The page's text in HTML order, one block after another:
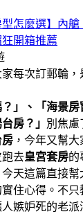
型怎麼選】內
開箱推薦
每次訂郵輪
？」、「海景
房？」 別焦慮
房 ，今年又幫
跑去皇宮套房的
天這篇直接
住心得。不
嫉妒死的老